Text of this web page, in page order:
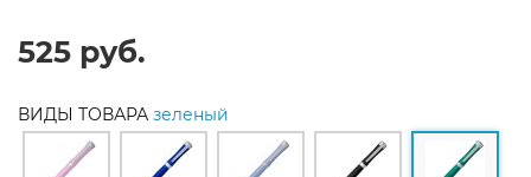
525 руб.
ВИДЫ ТОВАРА зеленый